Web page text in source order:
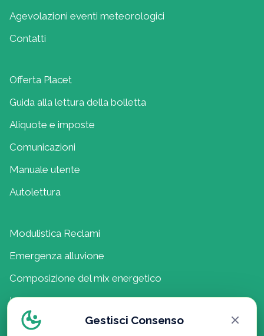
Agevolazioni eventi meteorologici
Contatti
Offerta Placet
Guida alla lettura della bolletta
Aliquote e imposte
Comunicazioni
Manuale utente
Autolettura
Modulistica Reclami
Emergenza alluvione
Composizione del mix energetico
Lavora con noi
Politica della QualitàGestisci Consenso